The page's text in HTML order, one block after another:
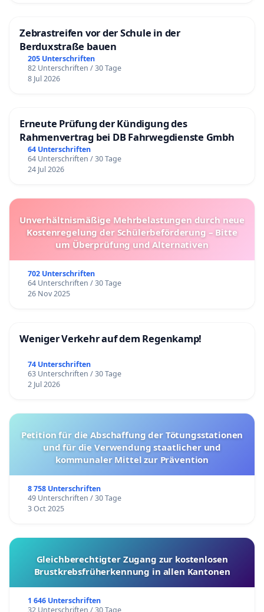
Zebrastreifen vor der Schule in der
Berduxstraße bauen
205 Unterschriften
82 Unterschriften / 30 Tage
8 Jul 2026
Erneute Prüfung der Kündigung des
Rahmenvertrag bei DB Fahrwegdienste Gmbh
64 Unterschriften
64 Unterschriften / 30 Tage
24 Jul 2026
Unverhältnismäßige Mehrbelastungen durch neue
Kostenregelung der Schülerbeförderung – Bitte
um Überprüfung und Alternativen
702 Unterschriften
64 Unterschriften / 30 Tage
26 Nov 2025
Weniger Verkehr auf dem Regenkamp!
74 Unterschriften
63 Unterschriften / 30 Tage
2 Jul 2026
Petition für die Abschaffung der Tötungsstationen
und für die Verwendung staatlicher und
kommunaler Mittel zur Prävention
8 758 Unterschriften
49 Unterschriften / 30 Tage
3 Oct 2025
Gleichberechtigter Zugang zur kostenlosen
Brustkrebsfrüherkennung in allen Kantonen
1 646 Unterschriften
32 Unterschriften / 30 Tage